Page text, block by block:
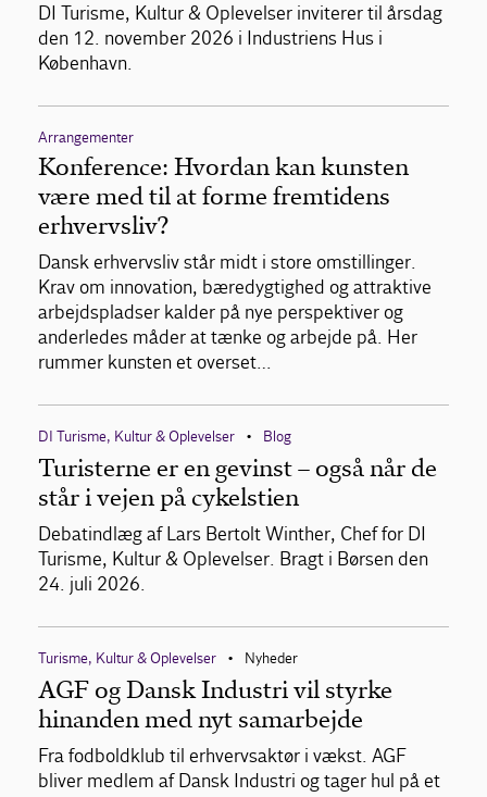
DI Turisme, Kultur & Oplevelser inviterer til årsdag
den 12. november 2026 i Industriens Hus i
København.
Arrangementer
Konference: Hvordan kan kunsten
være med til at forme fremtidens
erhvervsliv?
Dansk erhvervsliv står midt i store omstillinger.
Krav om innovation, bæredygtighed og attraktive
arbejdspladser kalder på nye perspektiver og
anderledes måder at tænke og arbejde på. Her
rummer kunsten et overset…
DI Turisme, Kultur & Oplevelser • Blog
Turisterne er en gevinst – også når de
står i vejen på cykelstien
Debatindlæg af Lars Bertolt Winther, Chef for DI
Turisme, Kultur & Oplevelser. Bragt i Børsen den
24. juli 2026.
Turisme, Kultur & Oplevelser • Nyheder
AGF og Dansk Industri vil styrke
hinanden med nyt samarbejde
Fra fodboldklub til erhvervsaktør i vækst. AGF
bliver medlem af Dansk Industri og tager hul på et